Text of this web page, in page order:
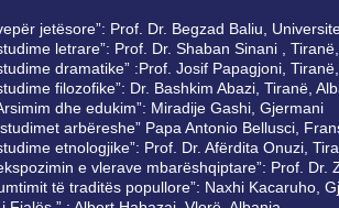
jetësore”: Prof. Dr. Begzad Baliu,
letrare”: Prof. Dr. Shaban Sinani ,
dramatike” :Prof. Josif Papagjoni,
filozofike”: Dr. Bashkim Abazi, Tiranë,
dhe edukim”: Miradije Gashi, Gjermani
arbëreshe” Papa Antonio Bellusci,
etnologjike”: Prof. Dr. Afërdita Onuzi,
e vlerave mbarëshqiptare”: Prof.
të traditës popullore”: Naxhi Kacaruho,